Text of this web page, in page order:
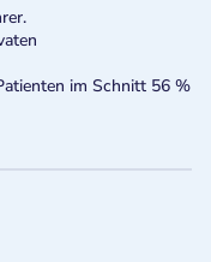
im Schnitt 56 %